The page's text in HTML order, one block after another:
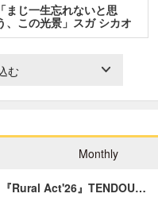
「まじ一生忘れないと思
、この光景」スガ シカオ
…
む
Monthly
Rural Act'26』TENDOU…